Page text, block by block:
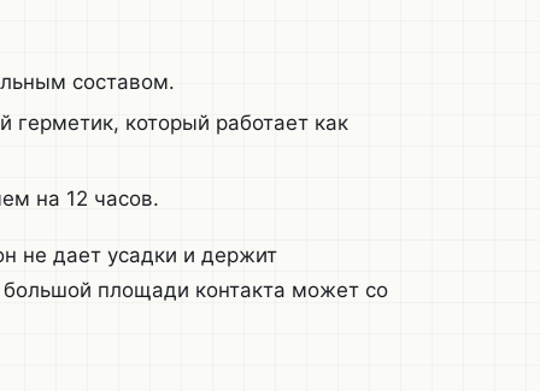
составом.
герметик, который работает как
на 12 часов.
не дает усадки и держит
площади контакта может со